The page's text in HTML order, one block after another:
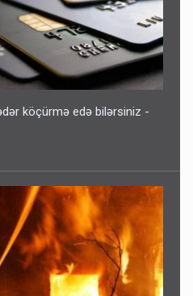
köçürmə edə bilərsiniz -